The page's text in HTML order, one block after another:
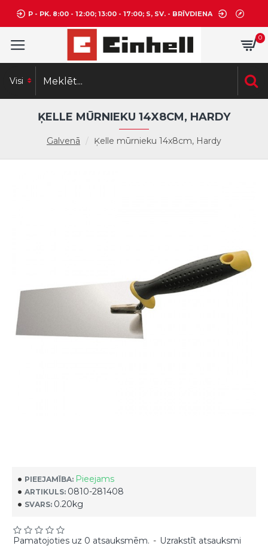
P - PK. 8:00 - 12:00; 13:00 - 17:00; S, SV. - BRĪVDIENA
0
Visi
Galvenā Ķelle mūrnieku 14x8cm, Hardy
ĶELLE MŪRNIEKU 14X8CM, HARDY
PIEEJAMĪBA: Pieejams
ARTIKULS: 0810-281408
SVARS: 0.20kg
Pamatojoties uz 0 atsauksmēm. - Uzrakstīt atsauksmi